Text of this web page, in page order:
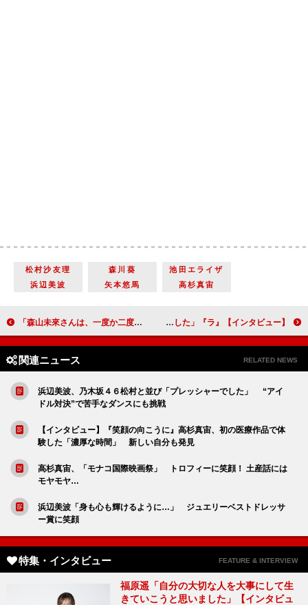
松村沙友理 森川葵
池田エライザ
浜辺美波
矢本悠馬 高杉真宙
「森山未來さんは、一度か二度の稽古で話を覚えてしまいました」古今亭菊之丞（落語指導）【「いだてん～東京オリムピック噺（ばなし）～」インタビュー】 【インタビュー】『ラ』桜田通「今回は、監督の狙いの全てに乗っかろうと思いました」
関連ニュース RELATED NEWS
浜辺美波、乃木坂４６松村と並び「プレッシャーでした」 “アイ
ドル対決”で苦手なダンスにも挑戦
【インタビュー】『笑顔の向こうに』高杉真宙、初の医療作品で体
験した「濃厚な時間」 新しい自分も発見
高杉真宙、「モナコ国際映画祭」 トロフィーに笑顔！ 土産話には
モヤモヤ…
浜辺美波「身も心も輝けるように…」 ジュエリーベストドレッサ
ー賞に笑顔
特集・インタビュー FEATURE & INTERVIEW
福原遥「自分の大切な人を大事にして生
きていこうと思いました」【インタビュ